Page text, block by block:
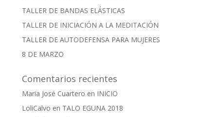
TALLER DE BANDAS ELÁSTICAS
TALLER DE INICIACIÓN A LA MEDITACIÓN
TALLER DE AUTODEFENSA PARA MUJERES
8 DE MARZO
Comentarios recientes
Maria José Cuartero en INICIO
LoliCalvo en TALO EGUNA 2018